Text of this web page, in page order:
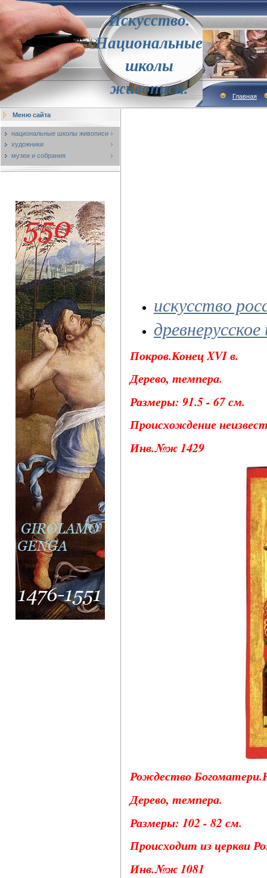
Искусство.
Национальные
школы
живописи.
Главная
Меню сайта
национальные школы живописи
художники
музеи и собрания
искусство
Покров.Конец XVI в.
Дерево, темпера.
Размеры: 91.5 - 67 см.
Происхождение
Инв.№ж 1429
Рождество
Дерево, темпера.
Размеры: 102 - 82 см.
Происходит из церкви
Инв.№ж 1081